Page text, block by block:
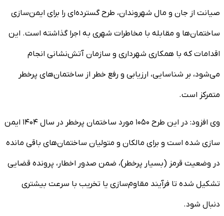
صیانت از جان و مال شهروندان، طرح گسترده‌ای را برای ایمن‌سازی
ساختمان‌ها و مقابله با مخاطرات شهری به اجرا گذاشته است. این
اقدامات که با همکاری شهرداری و سازمان آتش‌نشانی انجام
می‌شود، بر شناسایی، ارزیابی و رفع خطر از ساختمان‌های پرخطر
متمرکز است.
وی افزود: در این طرح ۱۰۵۰ مورد ساختمان پرخطر در سال ۱۴۰۴ ایمن
سازی شده است و برای مالکان و متولیان ساختمان‌های باقی مانده
در وضعیت قرمز (بسیار پرخطر)، ضمن صدور اخطار، پرونده قضایی
تشکیل شده تا فرآیند مقاوم‌سازی یا تخریب با سرعت بیشتری
دنبال شود.